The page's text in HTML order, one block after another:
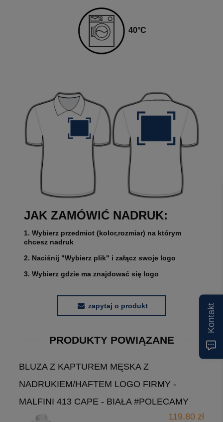
40°C
JAK ZAMÓWIĆ NADRUK:
1. Wybierz przedmiot (kolor,rozmiar) na którym
chcesz nadruk
2. Naciśnij "Wybierz plik" i załącz swoje logo
3. Wybierz gdzie ma znajdować się logo
zapytaj o produkt
PRODUKTY POWIĄZANE
BLUZA Z KAPTUREM MĘSKA Z
NADRUKIEM/HAFTEM LOGO FIRMY -
MALFINI 413 CAPE - BIAŁA #POLECAMY
119,80 zł
Kontakt